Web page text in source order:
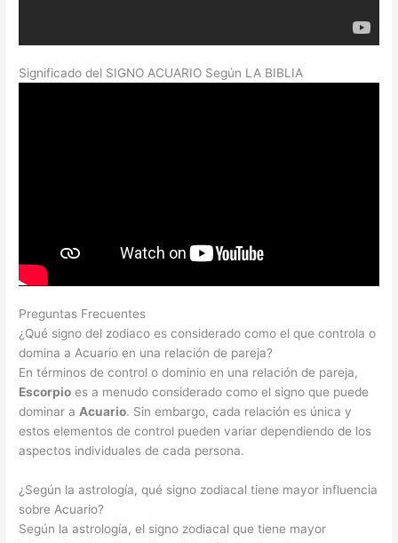
Significado del SIGNO ACUARIO Según LA BIBLIA
Preguntas Frecuentes
¿Qué signo del zodiaco es considerado como el que controla o
domina a Acuario en una relación de pareja?
En términos de control o dominio en una relación de pareja,
Escorpio es a menudo considerado como el signo que puede
dominar aAcuario. Sin embargo, cada relación es única y
estos elementos de control pueden variar dependiendo de los
aspectos individuales de cada persona.
¿Según la astrología, qué signo zodiacal tiene mayor influencia
sobre Acuario?
Según la astrología, el signo zodiacal que tiene mayor